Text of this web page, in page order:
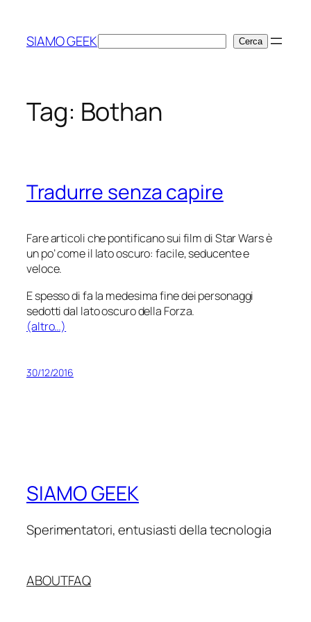
contenuto
SIAMO GEEKCerca Cerca
Tag: Bothan
Tradurre senza capire
Fare articoli che pontificano sui film di Star Wars è
un po’ come il lato oscuro: facile, seducente e
veloce.
E spesso di fa la medesima fine dei personaggi
sedotti dal lato oscuro della Forza.
(altro…)
30/12/2016
SIAMO GEEK
Sperimentatori, entusiasti della tecnologia
ABOUTFAQ